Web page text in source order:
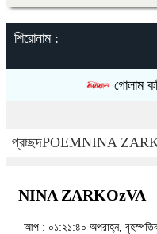
শিরোনাম :
গোলাম কবির
প্রচ্ছদPOEMNINA
NINA ZARKOzVA
আপ : ০১:২১:৪০ অপরাহ্ন,